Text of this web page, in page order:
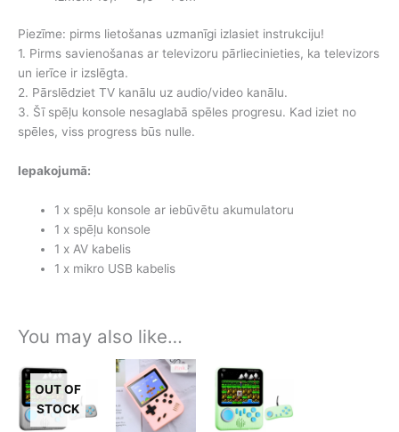
Piezīme: pirms lietošanas uzmanīgi izlasiet instrukciju!
1. Pirms savienošanas ar televizoru pārliecinieties, ka televizors
un ierīce ir izslēgta.
2. Pārslēdziet TV kanālu uz audio/video kanālu.
3. Šī spēļu konsole nesaglabā spēles progresu. Kad iziet no
spēles, viss progress būs nulle.
Iepakojumā:
1 x spēļu konsole ar iebūvētu akumulatoru
1 x spēļu konsole
1 x AV kabelis
1 x mikro USB kabelis
You may also like…
OUT OF
STOCK